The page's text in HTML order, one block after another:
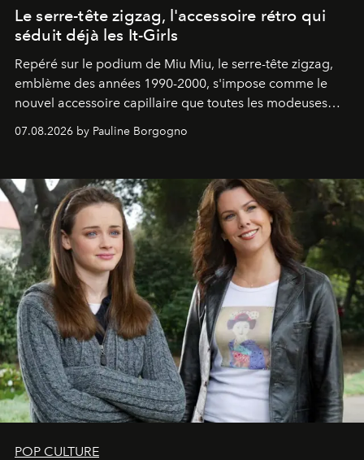
Le serre-tête zigzag, l'accessoire rétro qui
séduit déjà les It-Girls
Repéré sur le podium de Miu Miu, le serre-tête zigzag,
emblème des années 1990-2000, s'impose comme le
nouvel accessoire capillaire que toutes les modeuses
07.08.2026 by Pauline Borgogno
POP CULTURE